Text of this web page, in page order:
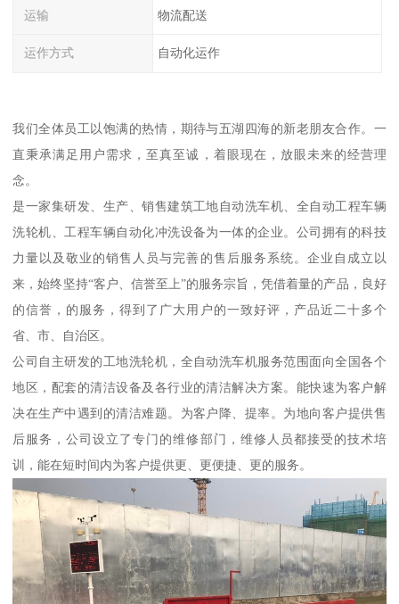
运输 物流配送
运作方式 自动化运作
我们全体员工以饱满的热情，期待与五湖四海的新老朋友合作。一
直秉承满足用户需求，至真至诚，着眼现在，放眼未来的经营理
念。
是一家集研发、生产、销售建筑工地自动洗车机、全自动工程车辆
洗轮机、工程车辆自动化冲洗设备为一体的企业。公司拥有的科技
力量以及敬业的销售人员与完善的售后服务系统。企业自成立以
来，始终坚持“客户、信誉至上”的服务宗旨，凭借着量的产品，良好
的信誉，的服务，得到了广大用户的一致好评，产品近二十多个
省、市、自治区。
公司自主研发的工地洗轮机，全自动洗车机服务范围面向全国各个
地区，配套的清洁设备及各行业的清洁解决方案。能快速为客户解
决在生产中遇到的清洁难题。为客户降、提率。为地向客户提供售
后服务，公司设立了专门的维修部门，维修人员都接受的技术培
训，能在短时间内为客户提供更、更便捷、更的服务。